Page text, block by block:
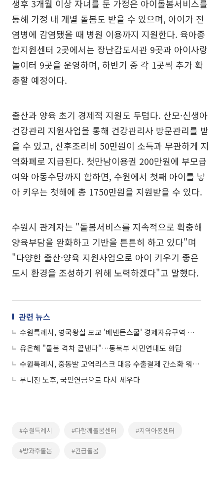
생후 3개월 이상 자녀를 둔 가정은 아이돌봄서비스를
통해 가정 내 개별 돌봄도 받을 수 있으며, 아이가 전
염병에 감염됐을 때 병원 이용까지 지원한다. 육아종
합지원센터 2곳에서는 장난감도서관 9곳과 아이사랑
놀이터 9곳을 운영하며, 하반기 중 각 1곳씩 추가 확
충할 예정이다.
출산과 양육 초기 경제적 지원도 두텁다. 산모·신생아
건강관리 지원사업을 통해 건강관리사 방문관리를 받
을 수 있고, 산후조리비 50만원이 소득과 무관하게 지
역화폐로 지급된다. 첫만남이용권 200만원에 부모급
여와 아동수당까지 합하면, 수원에서 첫째 아이를 낳
아 키우는 첫해에 총 1750만원을 지원받을 수 있다.
수원시 관계자는 "돌봄서비스를 지속적으로 확충해
양육부담을 완화하고 기반을 튼튼히 하고 있다"며
"다양한 출산·양육 지원사업으로 아이 키우기 좋은
도시 환경을 조성하기 위해 노력하겠다"고 말했다.
관련 뉴스
수원특례시, 영국왕실 모교 '베넨든스쿨' 경제자유구역 분교 설립 협약
유은혜 "돌봄 격차 끝낸다"…동북부 시민연대도 화답
수원특례시, 중동발 교역리스크 대응 수출결제 간소화 워크숍 개최
무너진 노후, 국민연금으로 다시 세우다
#수원특례시 #다함께돌봄센터 #지역아동센터
#방과후돌봄 #긴급돌봄